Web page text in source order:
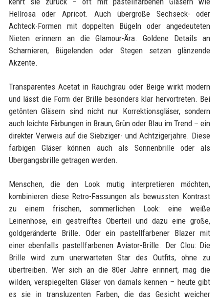
Hellrosa oder Apricot. Auch übergroße Sechseck- oder
Achteck-Formen mit doppelten Bügeln oder angedeuteten
Nieten erinnern an die Glamour-Ära. Goldene Details an
Scharnieren, Bügelenden oder Stegen setzen glänzende
Akzente.
Transparentes Acetat in Rauchgrau oder Beige wirkt modern
und lässt die Form der Brille besonders klar hervortreten. Bei
getönten Gläsern sind nicht nur Korrektionsgläser, sondern
auch leichte Färbungen in Braun, Grün oder Blau im Trend – ein
direkter Verweis auf die Siebziger- und Achtzigerjahre. Diese
farbigen Gläser können auch als Sonnenbrille oder als
Übergangsbrille getragen werden.
Menschen, die den Look mutig interpretieren möchten,
kombinieren diese Retro-Fassungen als bewussten Kontrast
zu einem frischen, sommerlichen Look: eine weiße
Leinenhose, ein gestreiftes Oberteil und dazu eine große,
goldgeränderte Brille. Oder ein pastellfarbener Blazer mit
einer ebenfalls pastellfarbenen Aviator-Brille. Der Clou: Die
Brille wird zum unerwarteten Star des Outfits, ohne zu
übertreiben. Wer sich an die 80er Jahre erinnert, mag die
wilden, verspiegelten Gläser von damals kennen – heute gibt
es sie in transluzenten Farben, die das Gesicht weicher